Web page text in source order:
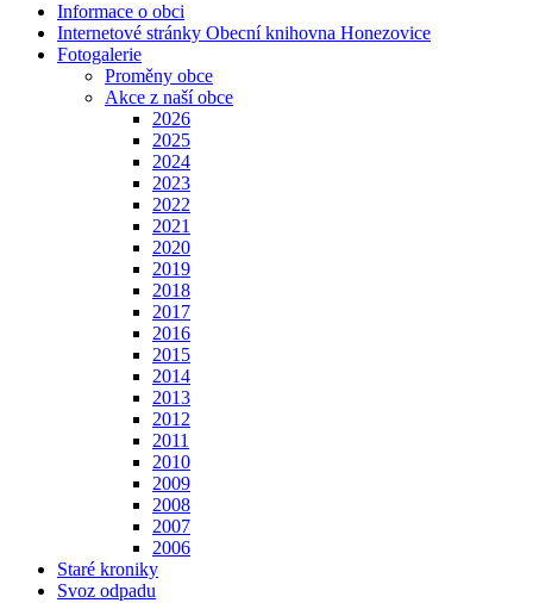
Informace o obci
Internetové stránky Obecní knihovna Honezovice
Fotogalerie
Proměny obce
Akce z naší obce
2026
2025
2024
2023
2022
2021
2020
2019
2018
2017
2016
2015
2014
2013
2012
2011
2010
2009
2008
2007
2006
Staré kroniky
Svoz odpadu